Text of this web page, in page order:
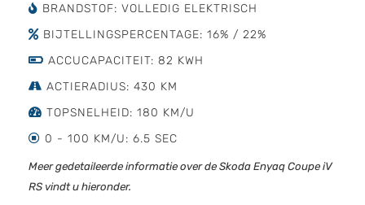
BRANDSTOF: VOLLEDIG ELEKTRISCH
BIJTELLINGSPERCENTAGE: 16% / 22%
ACCUCAPACITEIT: 82 KWH
ACTIERADIUS: 430 KM
TOPSNELHEID: 180 KM/U
0 - 100 KM/U: 6.5 SEC
Meer gedetaileerde informatie over de Skoda Enyaq Coupe iV
RS vindt u hieronder.